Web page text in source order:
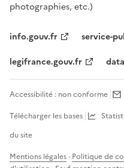
photographies, etc.)
info.gouv.fr
service-
legifrance.gouv.fr
Accessibilité : non conforme
Télécharger les bases
du site
Mentions légales · Politique de